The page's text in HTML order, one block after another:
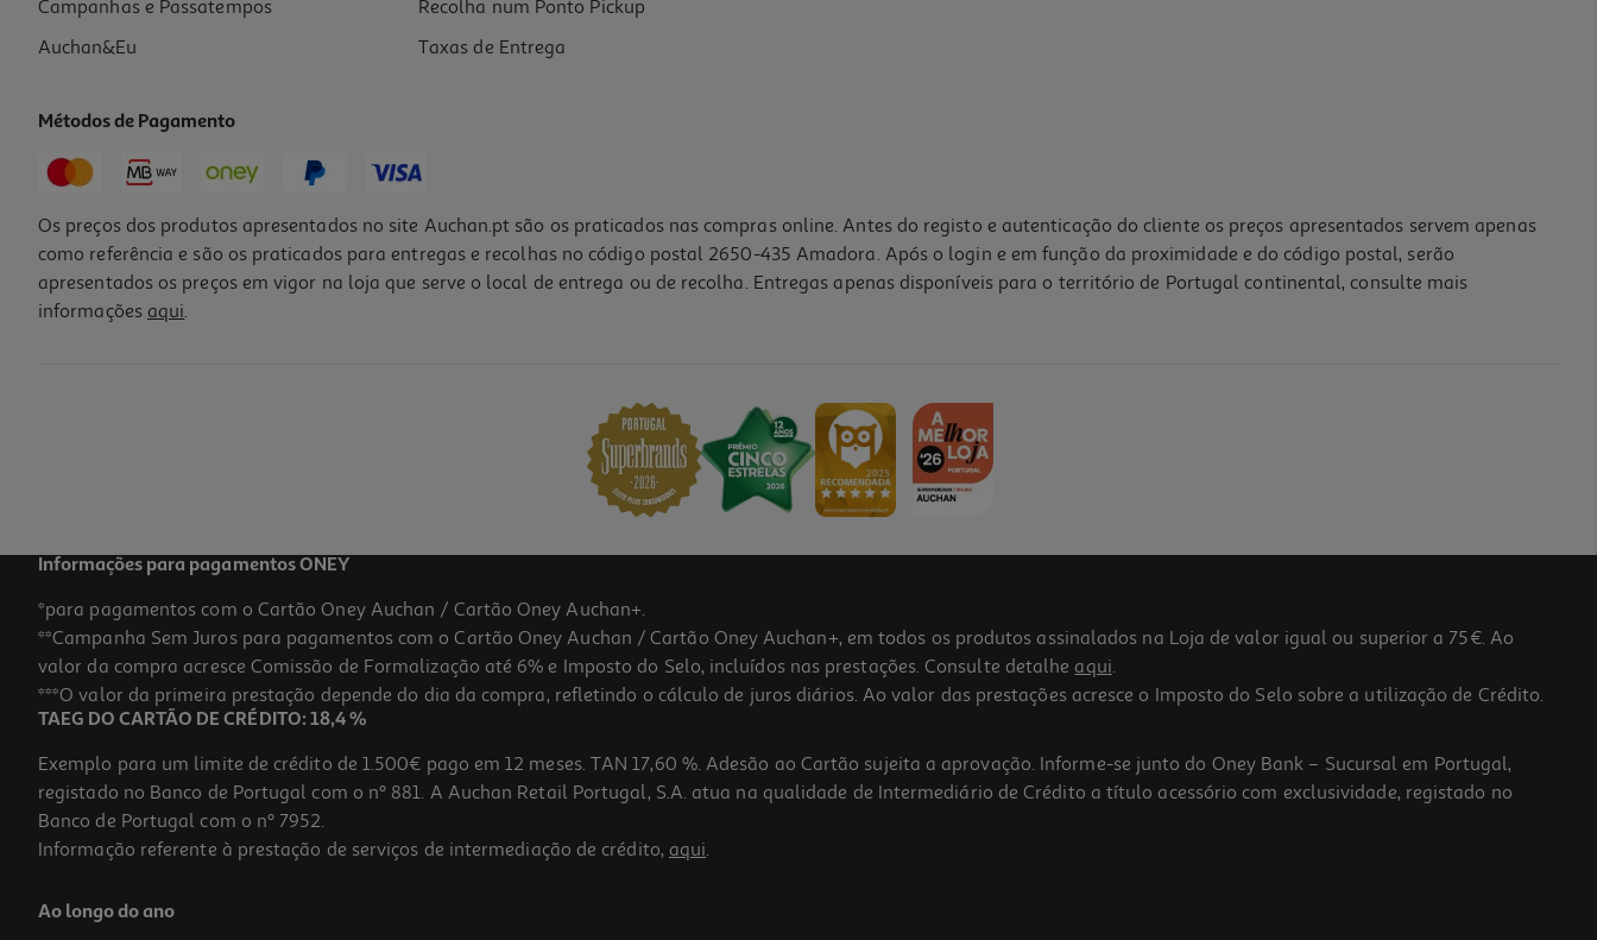
Campanhas e Passatempos
Auchan&Eu
Recolha num Ponto Pickup
Taxas de Entrega
Métodos de Pagamento
Os preços dos produtos apresentados no site Auchan.pt são os praticados nas compras online. Antes do registo e autenticação do cliente os preços apresentados servem apenas
como referência e são os praticados para entregas e recolhas no código postal 2650-435 Amadora. Após o login e em função da proximidade e do código postal, serão
apresentados os preços em vigor na loja que serve o local de entrega ou de recolha. Entregas apenas disponíveis para o território de Portugal continental, consulte mais
informações aqui.
Informações para pagamentos ONEY
*para pagamentos com o Cartão Oney Auchan / Cartão Oney Auchan+.
**Campanha Sem Juros para pagamentos com o Cartão Oney Auchan / Cartão Oney Auchan+, em todos os produtos assinalados na Loja de valor igual ou superior a 75€. Ao
valor da compra acresce Comissão de Formalização até 6% e Imposto do Selo, incluídos nas prestações. Consulte detalhe aqui.
***O valor da primeira prestação depende do dia da compra, refletindo o cálculo de juros diários. Ao valor das prestações acresce o Imposto do Selo sobre a utilização de Crédito.
TAEG DO CARTÃO DE CRÉDITO: 18,4 %
Exemplo para um limite de crédito de 1.500€ pago em 12 meses. TAN 17,60 %. Adesão ao Cartão sujeita a aprovação. Informe-se junto do Oney Bank – Sucursal em Portugal,
registado no Banco de Portugal com o nº 881. A Auchan Retail Portugal, S.A. atua na qualidade de Intermediário de Crédito a título acessório com exclusividade, registado no
Banco de Portugal com o nº 7952.
Informação referente à prestação de serviços de intermediação de crédito, aqui.
Ao longo do ano